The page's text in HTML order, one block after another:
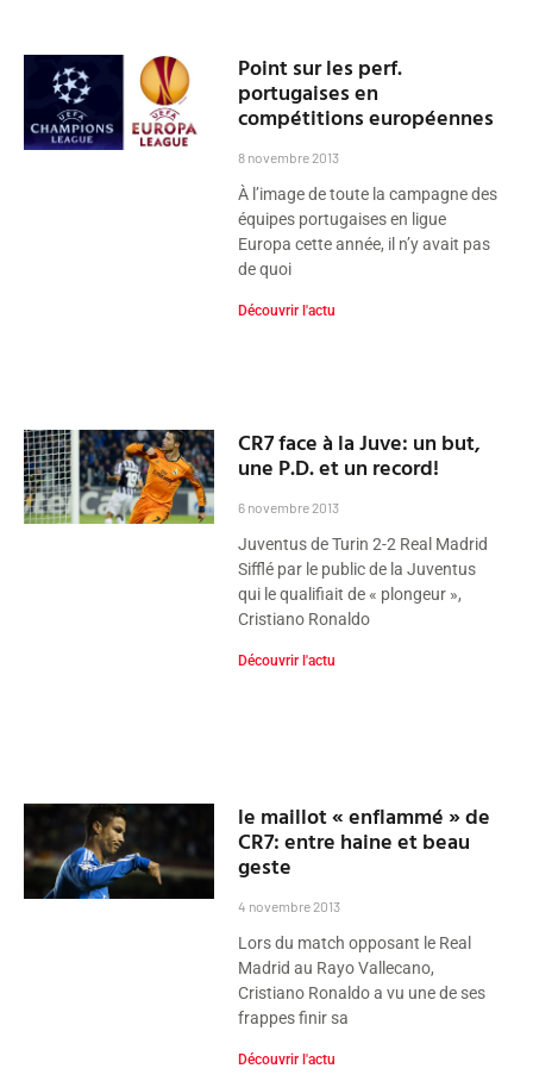
Point sur les perf.
portugaises en
compétitions européennes
8 novembre 2013
À l’image de toute la campagne des
équipes portugaises en ligue
Europa cette année, il n’y avait pas
de quoi
Découvrir l'actu
CR7 face à la Juve: un but,
une P.D. et un record!
6 novembre 2013
Juventus de Turin 2-2 Real Madrid
Sifflé par le public de la Juventus
qui le qualifiait de « plongeur »,
Cristiano Ronaldo
Découvrir l'actu
le maillot « enflammé » de
CR7: entre haine et beau
geste
4 novembre 2013
Lors du match opposant le Real
Madrid au Rayo Vallecano,
Cristiano Ronaldo a vu une de ses
frappes finir sa
Découvrir l'actu